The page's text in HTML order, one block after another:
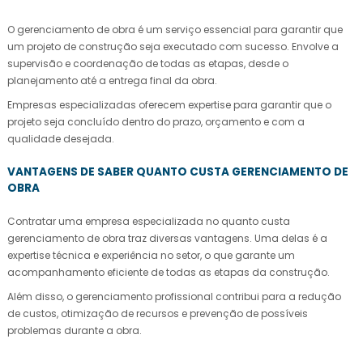
O gerenciamento de obra é um serviço essencial para garantir que
um projeto de construção seja executado com sucesso. Envolve a
supervisão e coordenação de todas as etapas, desde o
planejamento até a entrega final da obra.
Empresas especializadas oferecem expertise para garantir que o
projeto seja concluído dentro do prazo, orçamento e com a
qualidade desejada.
VANTAGENS DE SABER QUANTO CUSTA GERENCIAMENTO DE
OBRA
Contratar uma empresa especializada no quanto custa
gerenciamento de obra traz diversas vantagens. Uma delas é a
expertise técnica e experiência no setor, o que garante um
acompanhamento eficiente de todas as etapas da construção.
Além disso, o gerenciamento profissional contribui para a redução
de custos, otimização de recursos e prevenção de possíveis
problemas durante a obra.